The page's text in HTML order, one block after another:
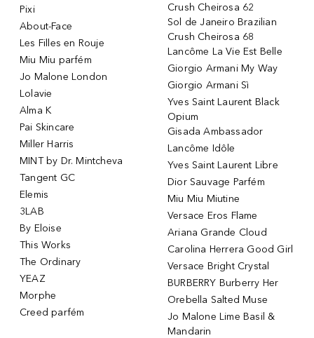
Pixi
About-Face
Les Filles en Rouje
Miu Miu parfém
Jo Malone London
Lolavie
Alma K
Pai Skincare
Miller Harris
MINT by Dr. Mintcheva
Tangent GC
Elemis
3LAB
By Eloise
This Works
The Ordinary
YEAZ
Morphe
Creed parfém
Crush Cheirosa 62
Sol de Janeiro Brazilian
Crush Cheirosa 68
Lancôme La Vie Est Belle
Giorgio Armani My Way
Giorgio Armani Sì
Yves Saint Laurent Black
Opium
Gisada Ambassador
Lancôme Idôle
Yves Saint Laurent Libre
Dior Sauvage Parfém
Miu Miu Miutine
Versace Eros Flame
Ariana Grande Cloud
Carolina Herrera Good Girl
Versace Bright Crystal
BURBERRY Burberry Her
Orebella Salted Muse
Jo Malone Lime Basil &
Mandarin